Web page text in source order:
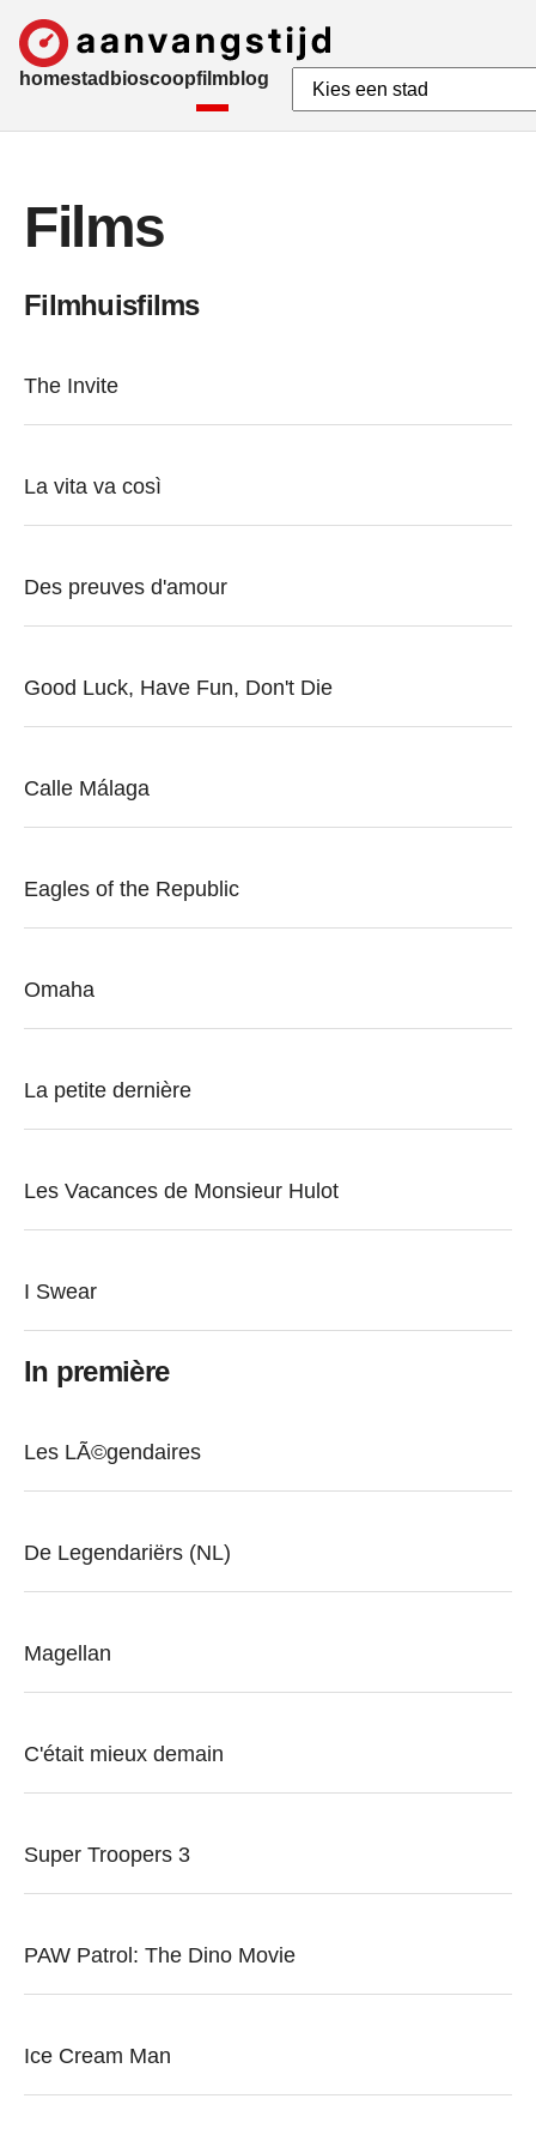
homestad bioscoopfilmblog
Films
Filmhuisfilms
The Invite
La vita va così
Des preuves d'amour
Good Luck, Have Fun, Don't Die
Calle Málaga
Eagles of the Republic
Omaha
La petite dernière
Les Vacances de Monsieur Hulot
I Swear
In première
Les LÃ©gendaires
De Legendariërs (NL)
Magellan
C'était mieux demain
Super Troopers 3
PAW Patrol: The Dino Movie
Ice Cream Man